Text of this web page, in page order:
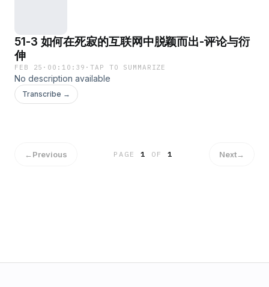
51-3 如何在死寂的互联网中脱颖而出-评论与衍
伸
FEB 25 · 00:10:39 ·TAP TO SUMMARIZE
No description available
Transcribe →
←Previous PAGE1 OF 1 Next→